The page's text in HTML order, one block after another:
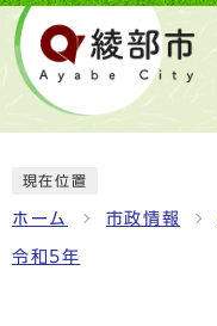
現在位置
ホーム 市政情報
令和5年